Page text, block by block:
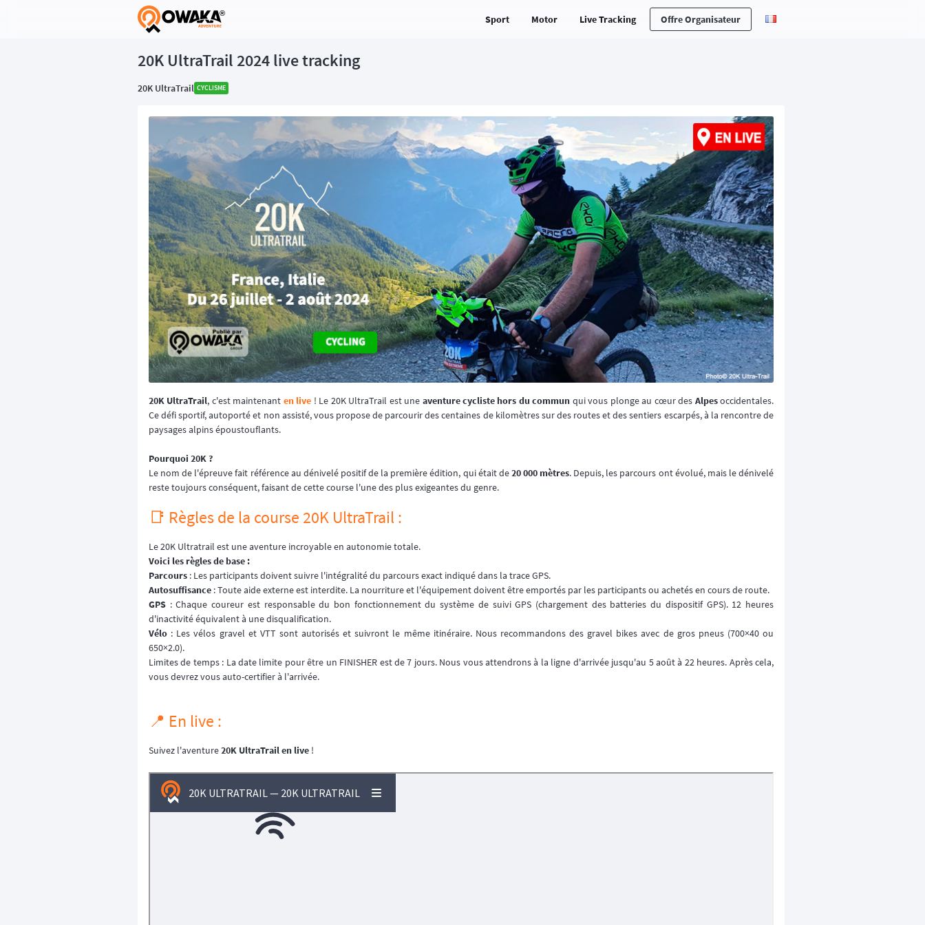
® Sport Motor Live Tracking Offre Organisateur
20K UltraTrail 2024 live tracking
20K UltraTrail CYCLISME
20K UltraTrail, c'est maintenant en live ! Le 20K UltraTrail est une aventure cycliste hors du commun qui vous plonge au cœur des Alpesoccidentales.
Ce défi sportif, autoporté et non assisté, vous propose de parcourir des centaines de kilomètres sur des routes et des sentiers escarpés, à la rencontre de
paysages alpins époustouflants.
Pourquoi 20K ?
Le nom de l'épreuve fait référence au dénivelé positif de la première édition, qui était de20 000 mètres. Depuis, les parcours ont évolué, mais le dénivelé
reste toujours conséquent, faisant de cette course l'une des plus exigeantes du genre.
📑 Règles de la course 20K UltraTrail :
Le 20K Ultratrail est une aventure incroyable en autonomie totale.
Voici les règles de base :
Parcours : Les participants doivent suivre l'intégralité du parcours exact indiqué dans la trace GPS.
Autosuffisance : Toute aide externe est interdite. La nourriture et l'équipement doivent être emportés par les participants ou achetés en cours de route.
GPS : Chaque coureur est responsable du bon fonctionnement du système de suivi GPS (chargement des batteries du dispositif GPS). 12 heures
d'inactivité équivalent à une disqualification.
Vélo : Les vélos gravel et VTT sont autorisés et suivront le même itinéraire. Nous recommandons des gravel bikes avec de gros pneus (700×40 ou
650×2.0).
Limites de temps : La date limite pour être un FINISHER est de 7 jours. Nous vous attendrons à la ligne d'arrivée jusqu'au 5 août à 22 heures. Après cela,
vous devrez vous auto-certifier à l'arrivée.
📍 En live :
Suivez l'aventure20K UltraTrail en live !